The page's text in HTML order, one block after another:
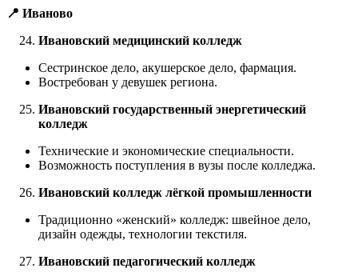
📍 Иваново
Ивановский медицинский колледж
Сестринское дело, акушерское дело, фармация.
Востребован у девушек региона.
Ивановский государственный энергетический
колледж
Технические и экономические специальности.
Возможность поступления в вузы после колледжа.
Ивановский колледж лёгкой промышленности
Традиционно «женский» колледж: швейное дело,
дизайн одежды, технологии текстиля.
Ивановский педагогический колледж